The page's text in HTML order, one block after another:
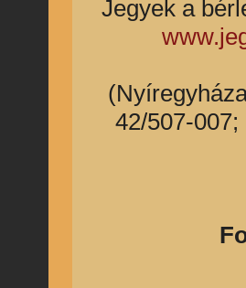
Jegyek a
42/507-